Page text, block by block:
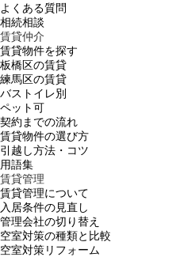
よくある質問
相続相談
賃貸仲介
賃貸物件を探す
板橋区の賃貸
練馬区の賃貸
バストイレ別
ペット可
契約までの流れ
賃貸物件の選び方
引越し方法・コツ
用語集
賃貸管理
賃貸管理について
入居条件の見直し
管理会社の切り替え
空室対策の種類と比較
空室対策リフォーム